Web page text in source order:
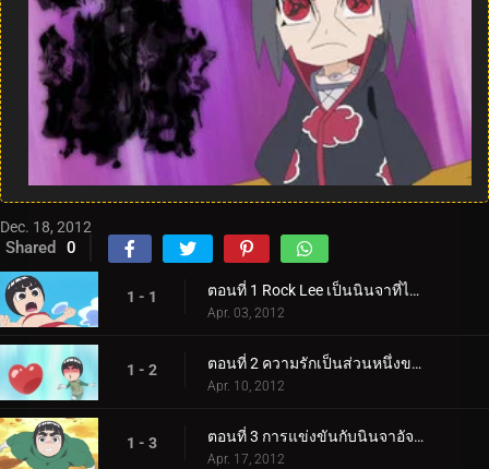
Dec. 18, 2012
Shared 0
1 - 1 ตอนที่ 1 Rock Lee เป็นนินจาที่ไม่สามารถใช้วิชานินจาได้ / คู่แข่งของ Rock Lee คือ Naruto
Apr. 03, 2012
1 - 2 ตอนที่ 2 ความรักเป็นส่วนหนึ่งของฤดูใบไม้ผลิแห่งความเยาว์วัย / ความรักทำให้ทั้งสองฝ่ายบ้าคลั่ง
Apr. 10, 2012
1 - 3 ตอนที่ 3 การแข่งขันกับนินจาอัจฉริยะ การต่อสู้ที่ต้องชนะของเนจิ / เท็นเท็น
Apr. 17, 2012